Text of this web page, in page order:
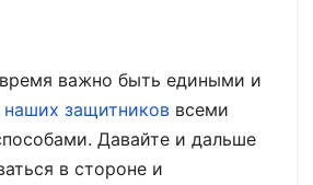
важно быть едиными и
защитников всеми
Давайте и дальше
в стороне и